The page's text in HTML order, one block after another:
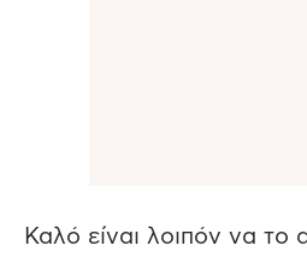
Καλό είναι λοιπόν να το